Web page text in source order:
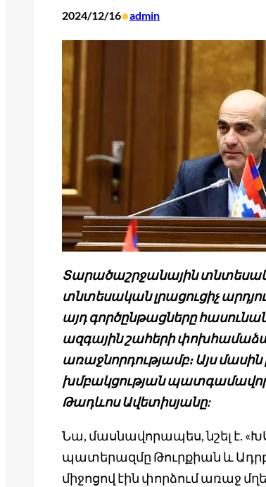
2024/12/16•admin
Տարածաշրջանային
տնտեսական լրացուցիչ
այդ գործընթացները
ազգային շահերի
առաջնորդությամբ։ Այս
խմբակցության
Թադևոս Ավետիսյանը:
Նա, մասնավորապես, նշել է.
պատերազմը Թուրքիան և
միջոցով էին փորձում առաջ